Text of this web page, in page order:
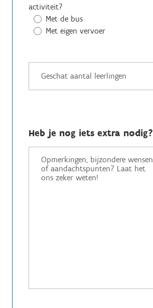
activiteit?
Met de bus
Met eigen vervoer
Heb je nog iets extra nodig?